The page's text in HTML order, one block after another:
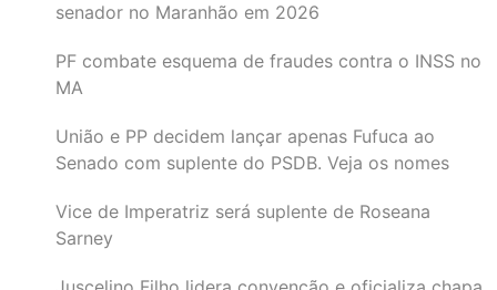
senador no Maranhão em 2026
PF combate esquema de fraudes contra o INSS no
MA
União e PP decidem lançar apenas Fufuca ao
Senado com suplente do PSDB. Veja os nomes
Vice de Imperatriz será suplente de Roseana
Sarney